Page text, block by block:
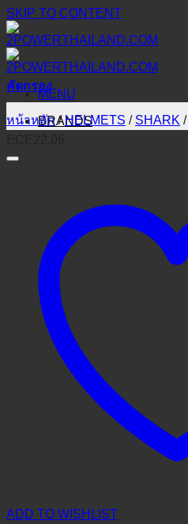
SKIP TO CONTENT
MENU
BRANDS
คัดกรอง
หน้าหลัก / HELMETS / SHARK /
ADD TO WISHLIST